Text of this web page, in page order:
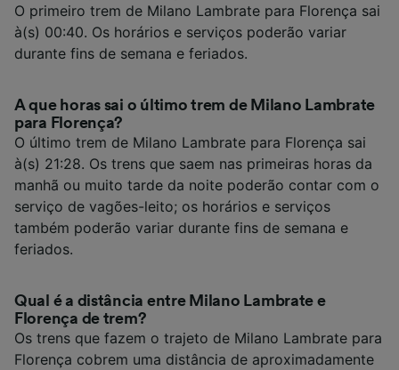
O primeiro trem de Milano Lambrate para Florença sai
à(s) 00:40. Os horários e serviços poderão variar
durante fins de semana e feriados.
A que horas sai o último trem de Milano Lambrate
para Florença?
O último trem de Milano Lambrate para Florença sai
à(s) 21:28. Os trens que saem nas primeiras horas da
manhã ou muito tarde da noite poderão contar com o
serviço de vagões-leito; os horários e serviços
também poderão variar durante fins de semana e
feriados.
Qual é a distância entre Milano Lambrate e
Florença de trem?
Os trens que fazem o trajeto de Milano Lambrate para
Florença cobrem uma distância de aproximadamente